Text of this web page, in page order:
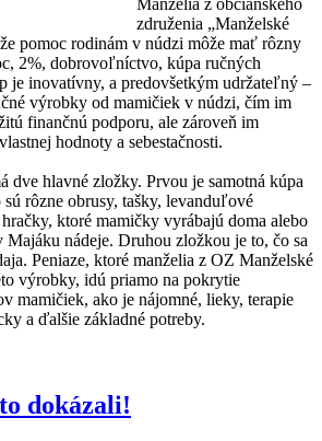
Manželia z občianskeho
združenia „Manželské
pomoc rodinám v núdzi môže mať rôzny
2%, dobrovoľníctvo, kúpa ručných
je inovatívny, a predovšetkým udržateľný –
výrobky od mamičiek v núdzi, čím im
finančnú podporu, ale zároveň im
hodnoty a sebestačnosti.
dve hlavné zložky. Prvou je samotná kúpa
rôzne obrusy, tašky, levanduľové
ktoré mamičky vyrábajú doma alebo
nádeje. Druhou zložkou je to, čo sa
Peniaze, ktoré manželia z OZ Manželské
výrobky, idú priamo na pokrytie
mamičiek, ako je nájomné, lieky, terapie
a ďalšie základné potreby.
dokázali!